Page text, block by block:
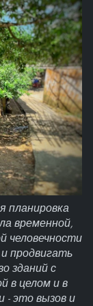
планировка
временной,
человечности
продвигать
зданий с
в целом и в
- это вызов и